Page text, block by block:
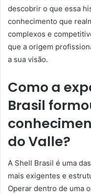
descobrir o que essa
conhecimento que
complexos e
que a origem
a sua visão.
Como a
Brasil
do Valle?
A Shell Brasil é uma
mais exigentes e
Operar dentro de uma